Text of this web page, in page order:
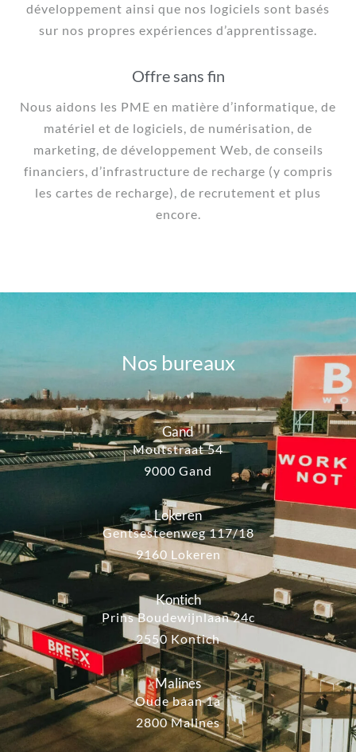
développement ainsi que nos logiciels sont basés
sur nos propres expériences d’apprentissage.
Offre sans fin
Nous aidons les PME en matière d’informatique, de
matériel et de logiciels, de numérisation, de
marketing, de développement Web, de conseils
financiers, d’infrastructure de recharge (y compris
les cartes de recharge), de recrutement et plus
encore.
Nos bureaux
Gand
Moutstraat 54
9000 Gand
Lokeren
Gentsesteenweg 117/18
9160 Lokeren
Kontich
Prins Boudewijnlaan 24c
2550 Kontich
Malines
Oude baan 1a
2800 Malines